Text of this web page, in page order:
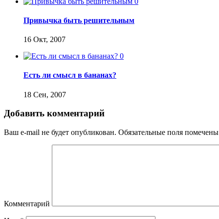
Привычка быть решительным
16 Окт, 2007
0
Есть ли смысл в бананах?
18 Сен, 2007
Добавить комментарий
Ваш e-mail не будет опубликован. Обязательные поля
Комментарий